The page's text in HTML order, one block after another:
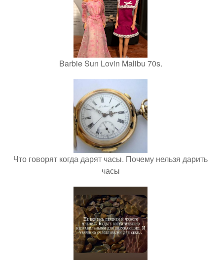
Barbie Sun Lovin Malibu 70s.
Что говорят когда дарят часы. Почему нельзя дарить
часы